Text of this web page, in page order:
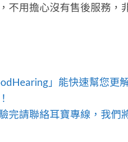
不用擔心沒有售後服務，
」能快速幫您更
完請聯絡耳寶專線，我們